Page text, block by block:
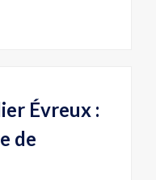
Évreux :
de